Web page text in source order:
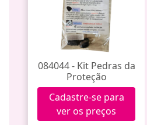
084044 - Kit Pedras da
Proteção
Cadastre-se para
ver os preços